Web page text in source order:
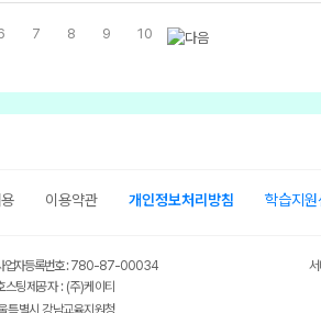
7 8 9 10
이용약관 개인정보처리방침 학습지원
사업자등록번호 : 780-87-00034
팅제공자 : (주)케이티
특별시 강남교육지원청
서